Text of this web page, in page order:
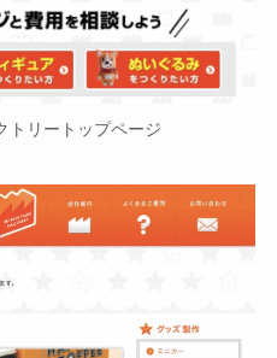
トリートップページ